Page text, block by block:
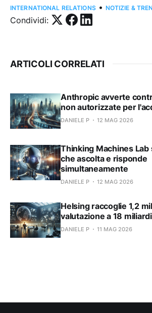
INTERNATIONAL RELATIONS • NOTIZIE &
Condividi:
ARTICOLI CORRELATI
Anthropic avverte
non autorizzate per
DANIELE P 12 MAG 2026
Thinking Machines Lab
che ascolta e risponde
simultaneamente
DANIELE P 12 MAG 2026
Helsing raccoglie 1,2
valutazione a 18 miliardi
DANIELE P 11 MAG 2026